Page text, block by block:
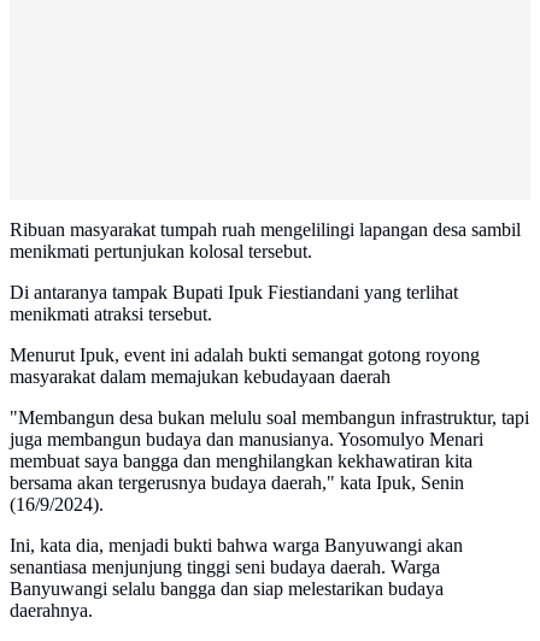
Ribuan masyarakat tumpah ruah mengelilingi lapangan desa sambil
menikmati pertunjukan kolosal tersebut.
Di antaranya tampak Bupati Ipuk Fiestiandani yang terlihat
menikmati atraksi tersebut.
Menurut Ipuk, event ini adalah bukti semangat gotong royong
masyarakat dalam memajukan kebudayaan daerah
"Membangun desa bukan melulu soal membangun infrastruktur, tapi
juga membangun budaya dan manusianya. Yosomulyo Menari
membuat saya bangga dan menghilangkan kekhawatiran kita
bersama akan tergerusnya budaya daerah," kata Ipuk, Senin
(16/9/2024).
Ini, kata dia, menjadi bukti bahwa warga Banyuwangi akan
senantiasa menjunjung tinggi seni budaya daerah. Warga
Banyuwangi selalu bangga dan siap melestarikan budaya
daerahnya.